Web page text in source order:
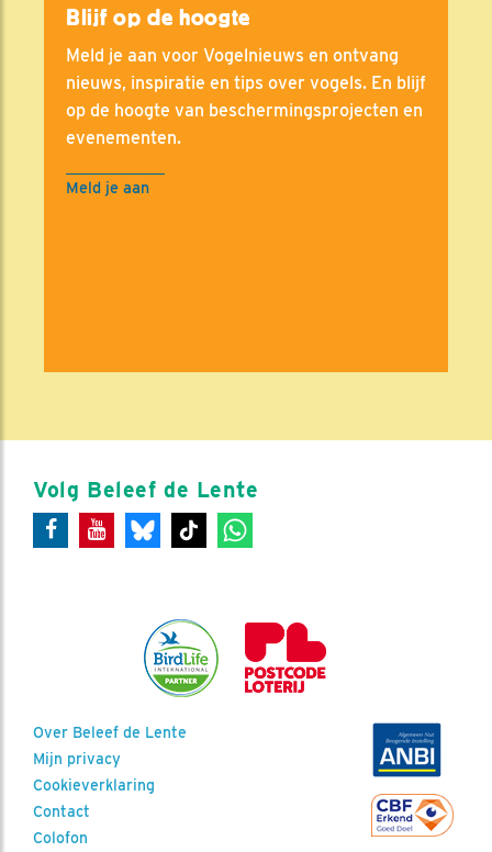
Blijf op de hoogte
Meld je aan voor Vogelnieuws en ontvang
nieuws, inspiratie en tips over vogels. En blijf
op de hoogte van beschermingsprojecten en
evenementen.
Meld je aan
Volg Beleef de Lente
Over Beleef de Lente
Mijn privacy
Cookieverklaring
Contact
Colofon